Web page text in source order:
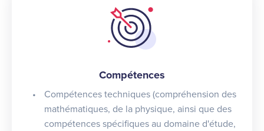
Compétences
Compétences techniques (compréhension des
mathématiques, de la physique, ainsi que des
compétences spécifiques au domaine d'étude,